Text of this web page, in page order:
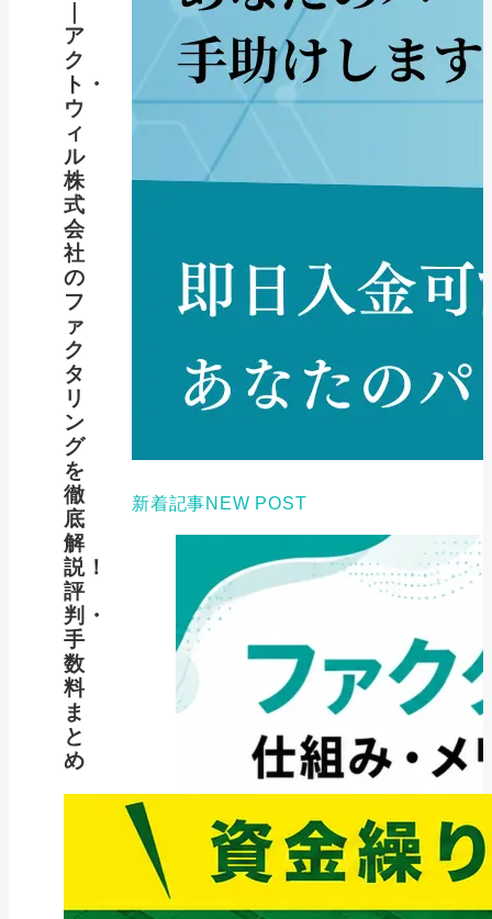
ア
ク
ト・
ウ
ィ
ル
株
式
会
社
の
フ
ァ
ク
タ
リ
ン
グ
を
徹
底
解
説！
評
判・
手
数
料
ま
と
め
新着記事NEW POST